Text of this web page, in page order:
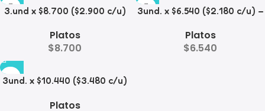
3.und x $8.700 ($2.900 c/u)
Mascotas
Platos
$8.700
3und. x $6.540 ($2.180 c/u) –
Mascotas con Diseño
Decorativo
Platos
$6.540
3und. x $10.440 ($3.480 c/u)
Mascotas con Bowl de Acero
Platos